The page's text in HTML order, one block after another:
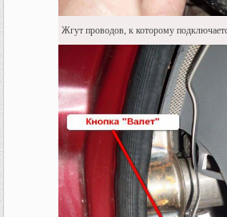
Жгут проводов, к которому